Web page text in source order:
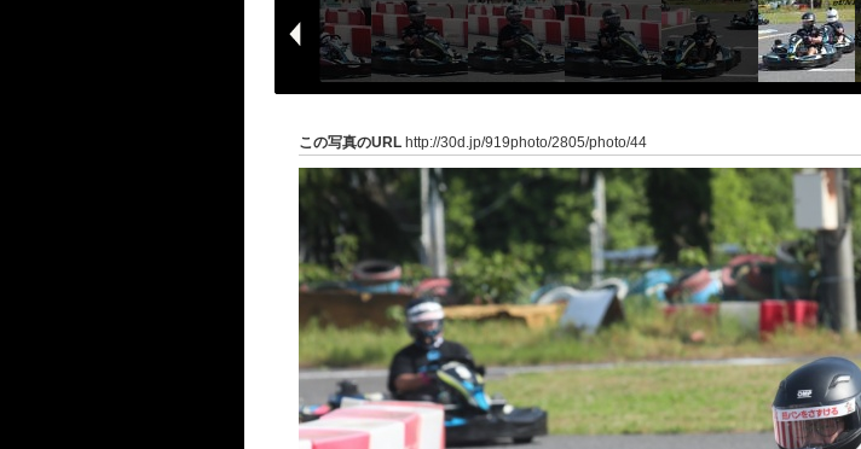
この写真のURL http://30d.jp/919photo/2805/photo/44